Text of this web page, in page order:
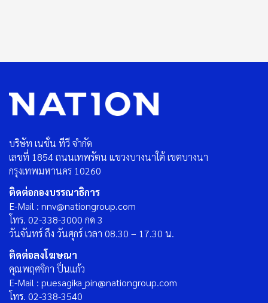
บริษัท เนชั่น ทีวี จำกัด
เลขที่ 1854 ถนนเทพรัตน แขวงบางนาใต้ เขตบางนา
กรุงเทพมหานคร 10260
ติดต่อกองบรรณาธิการ
E-Mail : nnv@nationgroup.com
โทร. 02-338-3000 กด 3
วันจันทร์ ถึง วันศุกร์ เวลา 08.30 – 17.30 น.
ติดต่อลงโฆษณา
คุณพฤศจิกา ปิ่นแก้ว
E-Mail : puesagika_pin@nationgroup.com
โทร. 02-338-3540